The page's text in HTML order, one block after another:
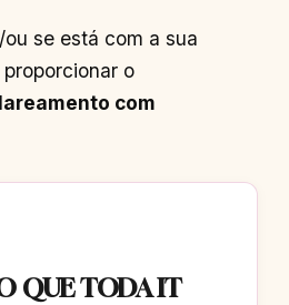
se está com a sua
proporcionar o
com
QUE TODA IT